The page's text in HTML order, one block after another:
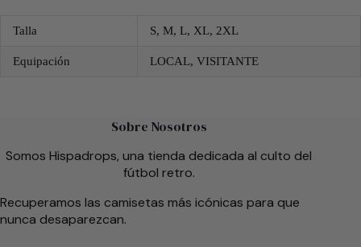
Talla S, M, L, XL, 2XL
Equipación LOCAL, VISITANTE
Sobre Nosotros
Somos Hispadrops, una tienda dedicada al culto del
fútbol retro.
Recuperamos las camisetas más icónicas para que
nunca desaparezcan.